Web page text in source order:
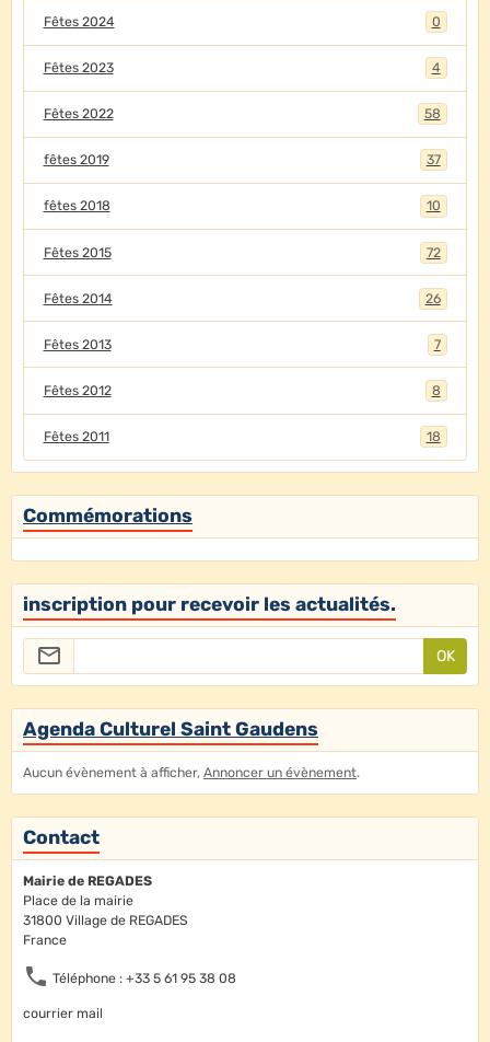
Fêtes 2024 0
Fêtes 2023 4
Fêtes 2022 58
fêtes 2019 37
fêtes 2018 10
Fêtes 2015 72
Fêtes 2014 26
Fêtes 2013 7
Fêtes 2012 8
Fêtes 2011 18
Commémorations
inscription pour recevoir les actualités.
OK
Agenda Culturel Saint Gaudens
Aucun évènement à afficher, Annoncer un évènement.
Contact
Mairie de REGADES
Place de la mairie
31800 Village de REGADES
France
Téléphone : +33 5 61 95 38 08
courrier mail